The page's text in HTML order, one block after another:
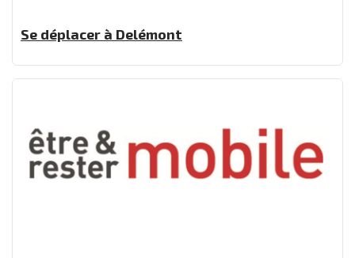
Se déplacer à Delémont